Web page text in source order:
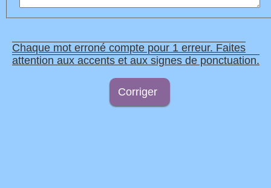
Chaque mot erroné compte pour 1 erreur. Faites
attention aux accents et aux signes de ponctuation.